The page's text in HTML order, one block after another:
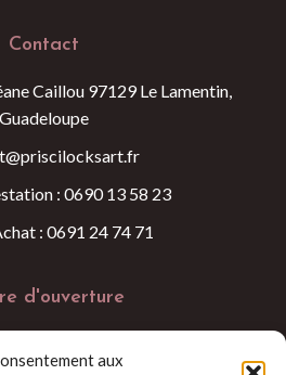
aux
Contact
Caillou 97129 Le Lamentin,
Guadeloupe
: 0690 13 58 23
: 0691 24 74 71
d'ouverture